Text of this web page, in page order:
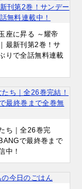
座に昇る ～耀帝
最新刊第2巻！サ
りで全話無料連載
ち｜全26巻完
で最終巻まで
中！